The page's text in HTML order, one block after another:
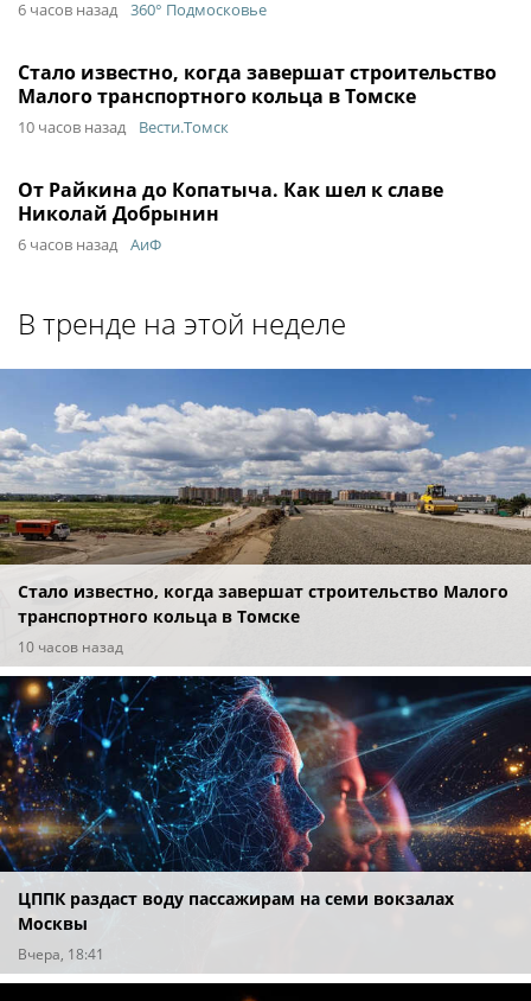
6 часов назад 360° Подмосковье
Стало известно, когда завершат строительство
Малого транспортного кольца в Томске
10 часов назад Вести.Томск
От Райкина до Копатыча. Как шел к славе
Николай Добрынин
6 часов назад АиФ
В тренде на этой неделе
Стало известно, когда завершат строительство Малого
транспортного кольца в Томске
10 часов назад
ЦППК раздаст воду пассажирам на семи вокзалах
Москвы
Вчера, 18:41